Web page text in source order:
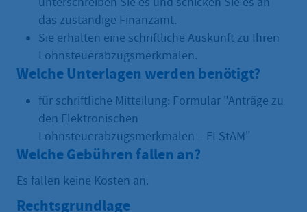
das zuständige Finanzamt.
Sie erhalten eine schriftliche Auskunft zu Ihren
Lohnsteuerabzugsmerkmalen.
Welche Unterlagen werden benötigt?
für schriftliche Mitteilung: Formular "Anträge zu
den Elektronischen
Lohnsteuerabzugsmerkmalen – ELStAM"
Welche Gebühren fallen an?
Es fallen keine Kosten an.
Rechtsgrundlage